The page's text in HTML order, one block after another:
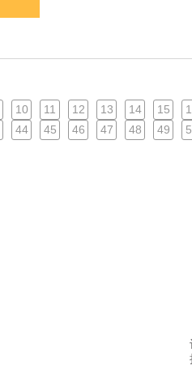
10 11 12 13 14 15
44 45 46 47 48 49